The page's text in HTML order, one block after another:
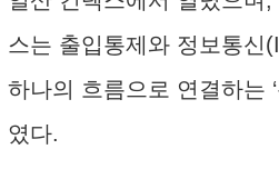
스는 출입통제와 정보통신
하나의 흐름으로 연결하는
였다.